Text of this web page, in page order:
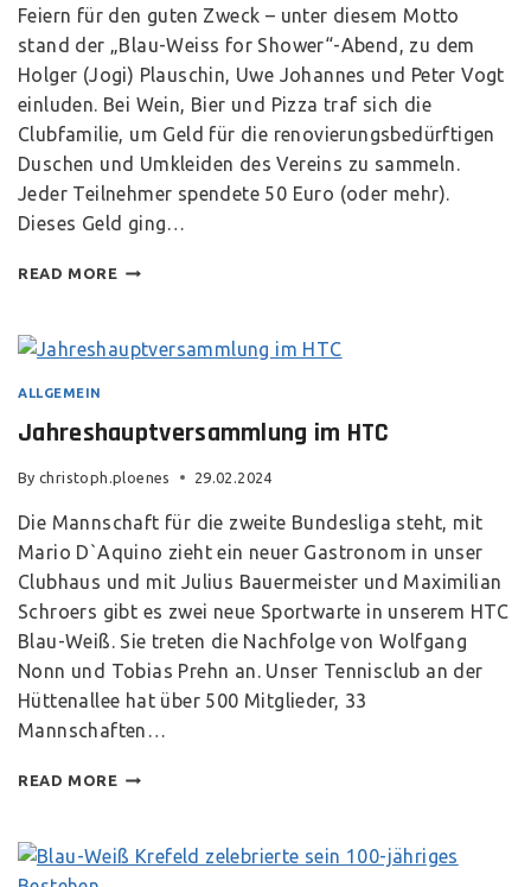
Feiern für den guten Zweck – unter diesem Motto
stand der „Blau-Weiss for Shower“-Abend, zu dem
Holger (Jogi) Plauschin, Uwe Johannes und Peter Vogt
einluden. Bei Wein, Bier und Pizza traf sich die
Clubfamilie, um Geld für die renovierungsbedürftigen
Duschen und Umkleiden des Vereins zu sammeln.
Jeder Teilnehmer spendete 50 Euro (oder mehr).
Dieses Geld ging…
READ MORE
ALLGEMEIN
Jahreshauptversammlung im HTC
By christoph.ploenes 29.02.2024
Die Mannschaft für die zweite Bundesliga steht, mit
Mario D`Aquino zieht ein neuer Gastronom in unser
Clubhaus und mit Julius Bauermeister und Maximilian
Schroers gibt es zwei neue Sportwarte in unserem HTC
Blau-Weiß. Sie treten die Nachfolge von Wolfgang
Nonn und Tobias Prehn an. Unser Tennisclub an der
Hüttenallee hat über 500 Mitglieder, 33
Mannschaften…
READ MORE